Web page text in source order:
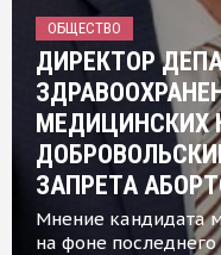
ОБЩЕСТВО
ДИРЕКТОР
МЕДИЦИНСКИХ
ЗАПРЕТА
Мнение кандидата
на фоне